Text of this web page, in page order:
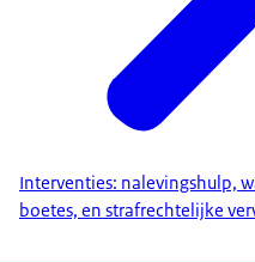
Interventies: nalevingshulp,
boetes, en strafrechtelijke